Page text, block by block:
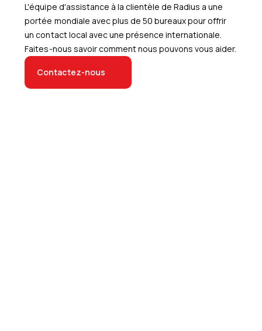
L'équipe d'assistance à la clientèle de Radius a une
portée mondiale avec plus de 50 bureaux pour offrir
un contact local avec une présence internationale.
Faites-nous savoir comment nous pouvons vous aider.
Contactez-nous